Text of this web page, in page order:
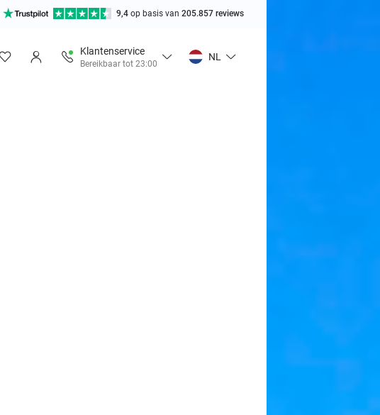
9,4 op basis van 205.857 reviews
Klantenservice
Bereikbaar tot 23:00
NL